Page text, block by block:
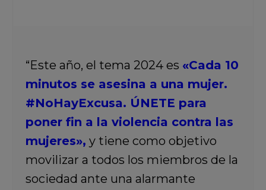
“Este año, el tema 2024 es «Cada 10
minutos se asesina a una mujer.
#NoHayExcusa. ÚNETE para
poner fin a la violencia contra las
mujeres», y tiene como objetivo
movilizar a todos los miembros de la
sociedad ante una alarmante